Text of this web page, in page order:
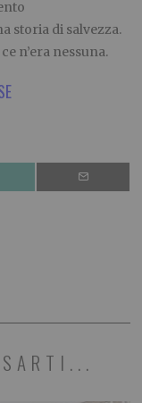
storia di salvezza.
n’era nessuna.